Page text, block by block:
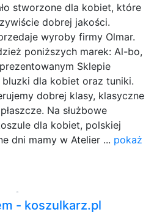
stworzone dla kobiet, które
dobrej jakości.
wyroby firmy Olmar.
poniższych marek: Al-bo,
Sklepie
dla kobiet oraz tuniki.
dobrej klasy, klasyczne
Na służbowe
dla kobiet, polskiej
dni mamy w Atelier ... pokaż
- koszulkarz.pl